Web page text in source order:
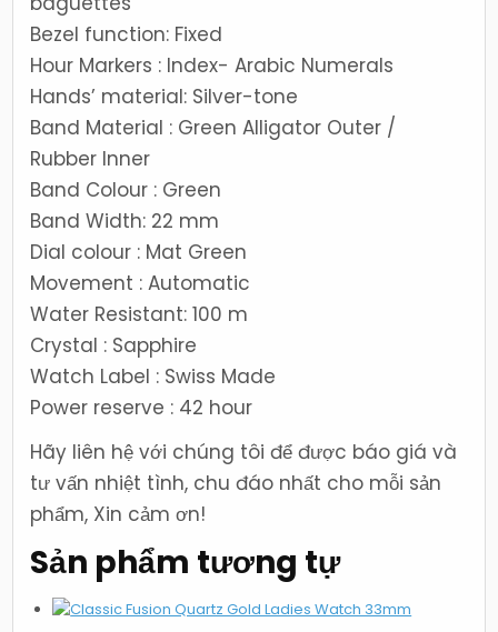
Bezel function: Fixed
Hour Markers : Index- Arabic Numerals
Hands’ material: Silver-tone
Band Material : Green Alligator Outer /
Rubber Inner
Band Colour : Green
Band Width: 22 mm
Dial colour : Mat Green
Movement : Automatic
Water Resistant: 100 m
Crystal : Sapphire
Watch Label : Swiss Made
Power reserve : 42 hour
Hãy liên hệ với chúng tôi để được báo giá và
tư vấn nhiệt tình, chu đáo nhất cho mỗi sản
phẩm, Xin cảm ơn!
Sản phẩm tương tự